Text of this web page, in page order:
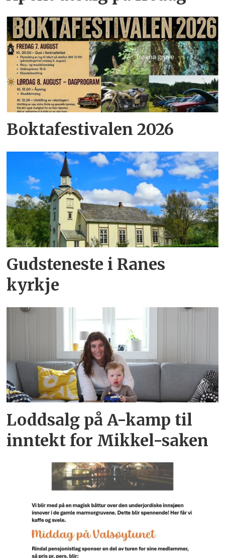
Boktafestivalen 2026
Gudsteneste i Ranes
kyrkje
Loddsalg på A-kamp til
inntekt for Mikkel-saken